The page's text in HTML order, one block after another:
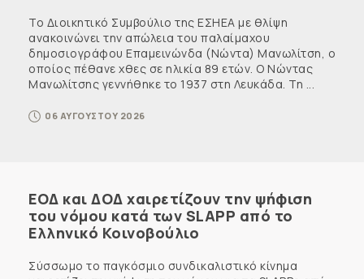
Το Διοικητικό Συμβούλιο της ΕΣΗΕΑ με θλίψη
ανακοινώνει την απώλεια του παλαίμαχου
δημοσιογράφου Επαμεινώνδα (Νώντα) Μανωλίτση, ο
οποίος πέθανε χθες σε ηλικία 89 ετών. Ο Νώντας
Μανωλίτσης γεννήθηκε το 1937 στη Λευκάδα. Τη ...
06 ΑΥΓΟΥΣΤΟΥ 2026
ΕΟΔ και ΔΟΔ χαιρετίζουν την ψήφιση
του νόμου κατά των SLAPP από το
Ελληνικό Κοινοβούλιο
Σύσσωμο το παγκόσμιο συνδικαλιστικό κίνημα